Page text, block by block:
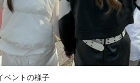
ベントの様子